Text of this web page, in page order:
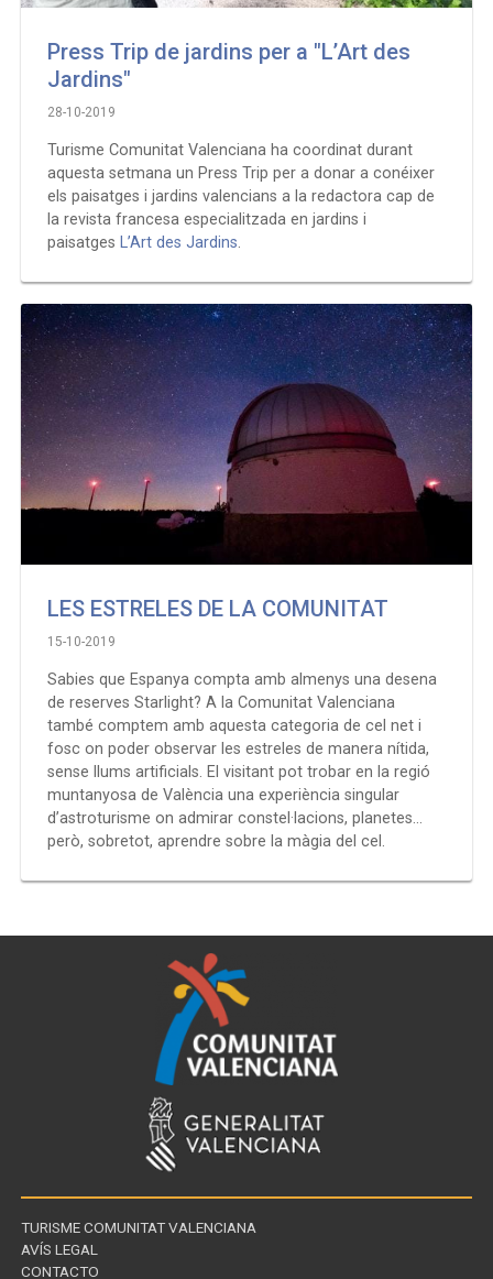
Press Trip de jardins per a "L’Art des
Jardins"
28-10-2019
Turisme Comunitat Valenciana ha coordinat durant
aquesta setmana un Press Trip per a donar a conéixer
els paisatges i jardins valencians a la redactora cap de
la revista francesa especialitzada en jardins i
paisatges L’Art des Jardins.
LES ESTRELES DE LA COMUNITAT
15-10-2019
Sabies que Espanya compta amb almenys una desena
de reserves Starlight? A la Comunitat Valenciana
també comptem amb aquesta categoria de cel net i
fosc on poder observar les estreles de manera nítida,
sense llums artificials. El visitant pot trobar en la regió
muntanyosa de València una experiència singular
d’astroturisme on admirar constel·lacions, planetes…
però, sobretot, aprendre sobre la màgia del cel.
TURISME COMUNITAT VALENCIANA
AVÍS LEGAL
CONTACTO